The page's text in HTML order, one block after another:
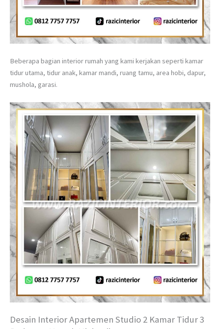
Beberapa bagian interior rumah yang kami kerjakan seperti kamar
tidur utama, tidur anak, kamar mandi, ruang tamu, area hobi, dapur,
mushola, garasi.
Desain Interior Apartemen Studio 2 Kamar Tidur 3